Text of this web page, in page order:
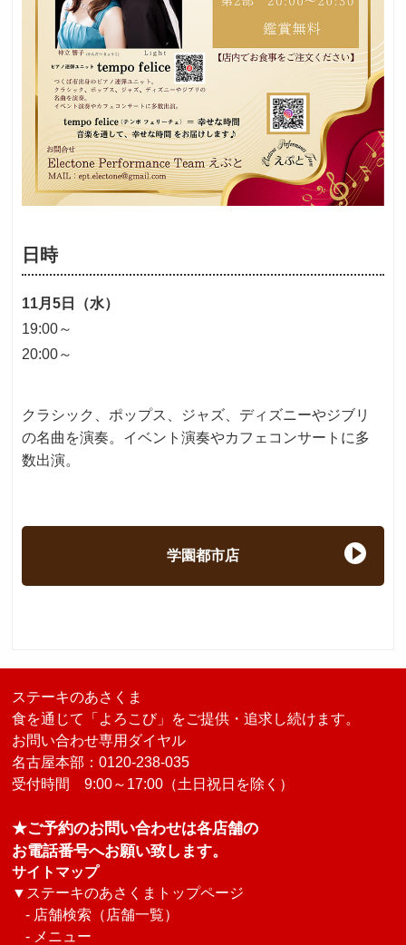
日時
11月5日（水）
19:00～
20:00～
クラシック、ポップス、ジャズ、ディズニーやジブリ
の名曲を演奏。イベント演奏やカフェコンサートに多
数出演。
学園都市店
ステーキのあさくま
食を通じて「よろこび」をご提供・追求し続けます。
お問い合わせ専用ダイヤル
名古屋本部：0120-238-035
受付時間 9:00～17:00（土日祝日を除く）
★ご予約のお問い合わせは各店舗の
お電話番号へお願い致します。
サイトマップ
▼ ステーキのあさくまトップページ
- 店舗検索（店舗一覧）
- メニュー